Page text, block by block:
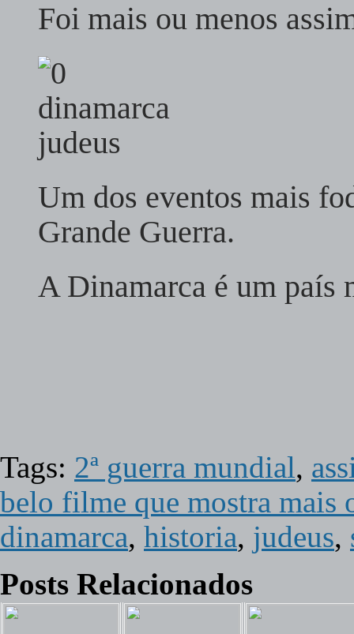
Foi mais ou menos
Um dos eventos mais
Grande Guerra.
A Dinamarca é um país
Tags: 2ª guerra mundial,
belo filme que mostra mais
dinamarca, historia, judeus,
Posts Relacionados